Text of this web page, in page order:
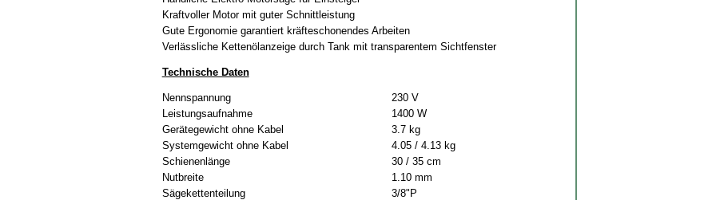
Kraftvoller Motor mit guter Schnittleistung
Gute Ergonomie garantiert kräfteschonendes Arbeiten
Verlässliche Kettenölanzeige durch Tank mit transparentem Sichtfenster
Technische Daten
Nennspannung
230 V
Leistungsaufnahme
1400 W
Gerätegewicht ohne Kabel
3.7 kg
Systemgewicht ohne Kabel
4.05 / 4.13 kg
Schienenlänge
30 / 35 cm
Nutbreite
1.10 mm
Sägekettenteilung
3/8"P